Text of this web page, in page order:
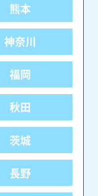
熊本
神奈川
福岡
秋田
茨城
長野